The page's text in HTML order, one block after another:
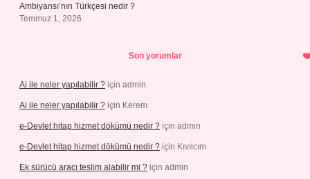
Ambiyansı’nın Türkçesi nedir ?
Temmuz 1, 2026
Son yorumlar
Ai ile neler yapılabilir ? için admin
Ai ile neler yapılabilir ? için Kerem
e-Devlet hitap hizmet dökümü nedir ? için admin
e-Devlet hitap hizmet dökümü nedir ? için Kıvılcım
Ek sürücü aracı teslim alabilir mi ? için admin